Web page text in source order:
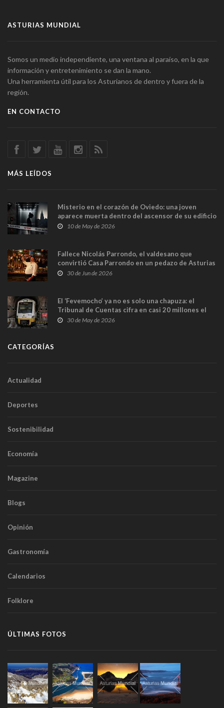
ASTURIAS MUNDIAL
Somos un medio independiente, una ventana al paraíso, en la que
información y entretenimiento se dan la mano.
Una herramienta útil para los Asturianos de dentro y fuera de la
región.
EN CONTACTO
MÁS LEÍDOS
Misterio en el corazón de Oviedo: una joven
aparece muerta dentro del ascensor de su edificio
y las cámaras captan sus últimos minutos
10 de May de 2026
Fallece Nicolás Parrondo, el valdesano que
convirtió Casa Parrondo en un pedazo de Asturias
en Madrid
30 de Jun de 2026
El ‘Fevemocho’ ya no es solo una chapuza: el
Tribunal de Cuentas cifra en casi 20 millones el
sobrecoste de los trenes que no cabían por los
30 de May de 2026
CATEGORÍAS
Actualidad
Deportes
Sostenibilidad
Economía
Magazine
Blogs
Opinión
Gastronomía
Calendarios
Folklore
ÚLTIMAS FOTOS